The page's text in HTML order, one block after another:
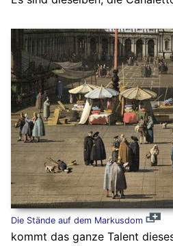
Die Stände auf dem Markusdom
kommt das ganze Talent